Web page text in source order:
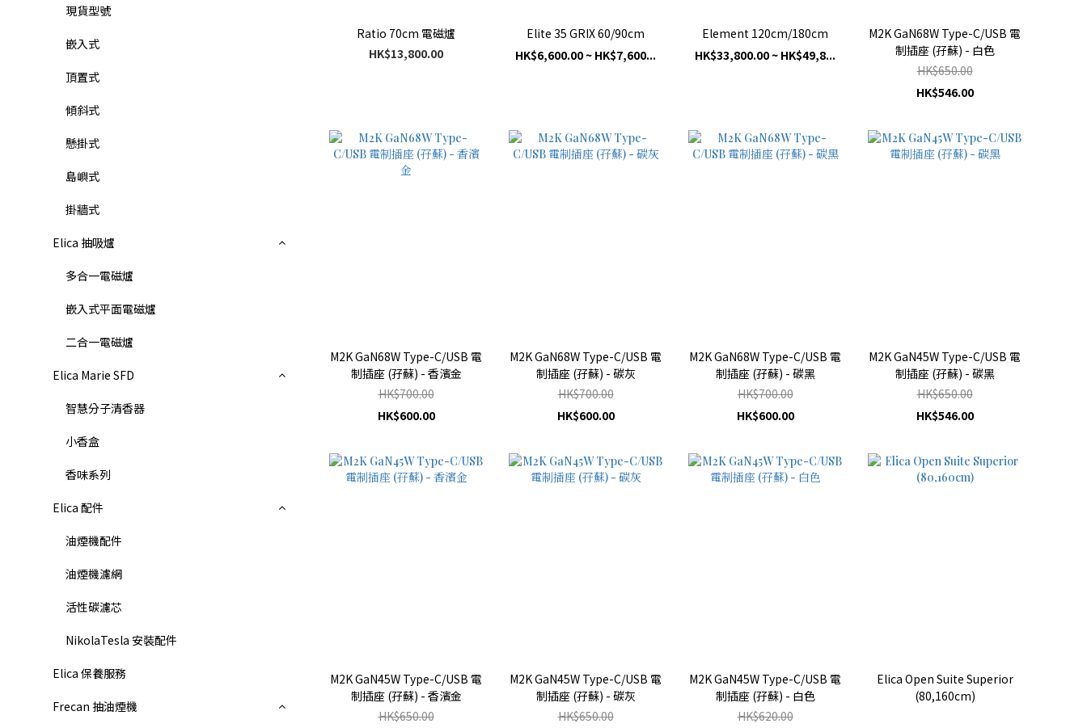
現貨型號
嵌入式
頂置式
傾斜式
懸掛式
島嶼式
掛牆式
Elica 抽吸爐
多合一電磁爐
嵌入式平面電磁爐
二合一電磁爐
Elica Marie SFD
智慧分子清香器
小香盒
香味系列
Elica 配件
油煙機配件
油煙機濾網
活性碳濾芯
NikolaTesla 安裝配件
Elica 保養服務
Frecan 抽油煙機
Ratio 70cm 電磁爐
HK$13,800.00
Elite 35 GRIX 60/90cm
HK$6,600.00 ~ HK$7,600...
Element 120cm/180cm
HK$33,800.00 ~ HK$49,8...
M2K GaN68W Type-C/USB 電
制插座 (孖蘇) - 白色
HK$650.00
HK$546.00
M2K GaN68W Type-C/USB 電
制插座 (孖蘇) - 香濱金
HK$700.00
HK$600.00
M2K GaN68W Type-C/USB 電
制插座 (孖蘇) - 碳灰
HK$700.00
HK$600.00
M2K GaN68W Type-C/USB 電
制插座 (孖蘇) - 碳黑
HK$700.00
HK$600.00
M2K GaN45W Type-C/USB 電
制插座 (孖蘇) - 碳黑
HK$650.00
HK$546.00
M2K GaN45W Type-C/USB 電
制插座 (孖蘇) - 香濱金
HK$650.00
M2K GaN45W Type-C/USB 電
制插座 (孖蘇) - 碳灰
HK$650.00
M2K GaN45W Type-C/USB 電
制插座 (孖蘇) - 白色
HK$620.00
Elica Open Suite Superior
(80,160cm)